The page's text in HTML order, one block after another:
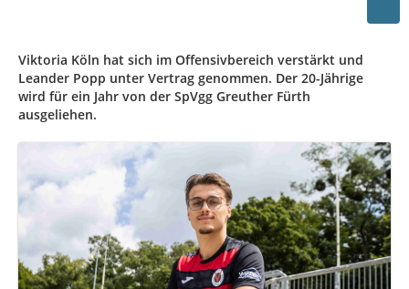
Viktoria Köln hat sich im Offensivbereich verstärkt und
Leander Popp unter Vertrag genommen. Der 20-Jährige
wird für ein Jahr von der SpVgg Greuther Fürth
ausgeliehen.